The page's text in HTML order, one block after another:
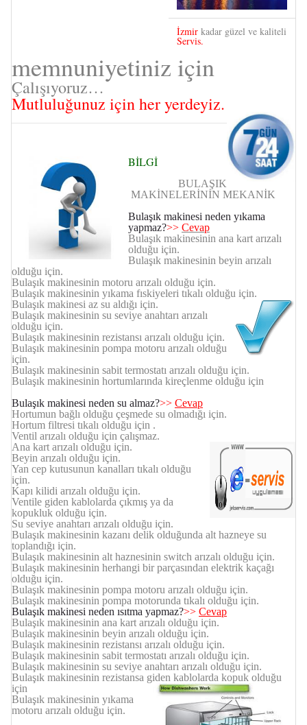
İzmir kadar güzel ve kaliteli
Servis.
memnuniyetiniz için
Çalışıyoruz…
Mutluluğunuz için her yerdeyiz.
BİLGİ
BULAŞIK
MAKİNELERİNİN MEKANİK
Bulaşık makinesi neden yıkama
yapmaz?>> Cevap
Bulaşık makinesinin ana kart arızalı
olduğu için.
Bulaşık makinesinin beyin arızalı
olduğu için.
Bulaşık makinesinin motoru arızalı olduğu için.
Bulaşık makinesinin yıkama fıskiyeleri tıkalı olduğu için.
Bulaşık makinesi az su aldığı için.
Bulaşık makinesinin su seviye anahtarı arızalı
olduğu için.
Bulaşık makinesinin rezistansı arızalı olduğu için.
Bulaşık makinesinin pompa motoru arızalı olduğu
için.
Bulaşık makinesinin sabit termostatı arızalı olduğu için.
Bulaşık makinesinin hortumlarında kireçlenme olduğu için
Bulaşık makinesi neden su almaz?>> Cevap
Hortumun bağlı olduğu çeşmede su olmadığı için.
Hortum filtresi tıkalı olduğu için .
Ventil arızalı olduğu için çalışmaz.
Ana kart arızalı olduğu için.
Beyin arızalı olduğu için.
Yan cep kutusunun kanalları tıkalı olduğu
için.
Kapı kilidi arızalı olduğu için.
Ventile giden kablolarda çıkmış ya da
kopukluk olduğu için.
Su seviye anahtarı arızalı olduğu için.
Bulaşık makinesinin kazanı delik olduğunda alt hazneye su
toplandığı için.
Bulaşık makinesinin alt haznesinin switch arızalı olduğu için.
Bulaşık makinesinin herhangi bir parçasından elektrik kaçağı
olduğu için.
Bulaşık makinesinin pompa motoru arızalı olduğu için.
Bulaşık makinesinin pompa motorunda tıkalı olduğu için.
Bulaşık makinesi neden ısıtma yapmaz?>> Cevap
Bulaşık makinesinin ana kart arızalı olduğu için.
Bulaşık makinesinin beyin arızalı olduğu için.
Bulaşık makinesinin rezistansı arızalı olduğu için.
Bulaşık makinesinin sabit termostatı arızalı olduğu için.
Bulaşık makinesinin su seviye anahtarı arızalı olduğu için.
Bulaşık makinesinin rezistansa giden kablolarda kopuk olduğu
için
Bulaşık makinesinin yıkama
motoru arızalı olduğu için.